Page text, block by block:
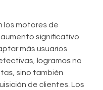
los motores de
significativo
más usuarios
logramos no
sino también
de clientes. Los